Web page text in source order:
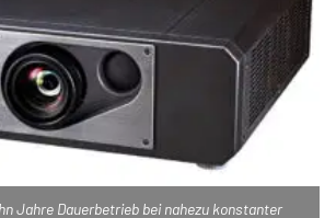
Jahre Dauerbetrieb bei nahezu konstanter